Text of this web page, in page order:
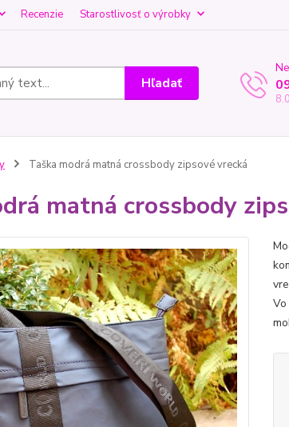
Recenzie Starostlivosť o výrobky
Hľadať
Taška modrá matná crossbody zipsové vrecká
matná crossbody